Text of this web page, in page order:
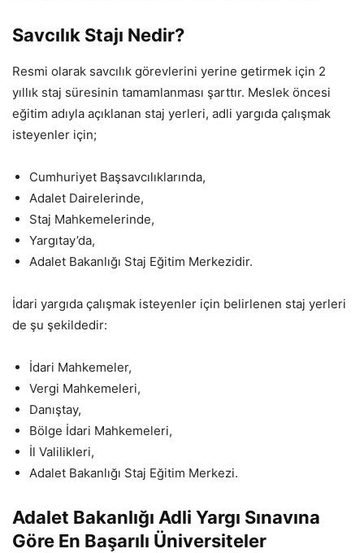
Savcılık Stajı Nedir?
Resmi olarak savcılık görevlerini yerine getirmek için 2
yıllık staj süresinin tamamlanması şarttır. Meslek öncesi
eğitim adıyla açıklanan staj yerleri, adli yargıda çalışmak
isteyenler için;
Cumhuriyet Başsavcılıklarında,
Adalet Dairelerinde,
Staj Mahkemelerinde,
Yargıtay’da,
Adalet Bakanlığı Staj Eğitim Merkezidir.
İdari yargıda çalışmak isteyenler için belirlenen staj yerleri
de şu şekildedir:
İdari Mahkemeler,
Vergi Mahkemeleri,
Danıştay,
Bölge İdari Mahkemeleri,
İl Valilikleri,
Adalet Bakanlığı Staj Eğitim Merkezi.
Adalet Bakanlığı Adli Yargı Sınavına
Göre En Başarılı Üniversiteler